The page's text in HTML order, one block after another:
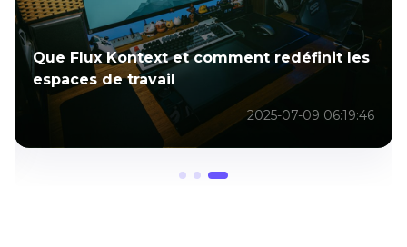
Que Flux Kontext et comment redéfinit les
espaces de travail
2025-07-09 06:19:46